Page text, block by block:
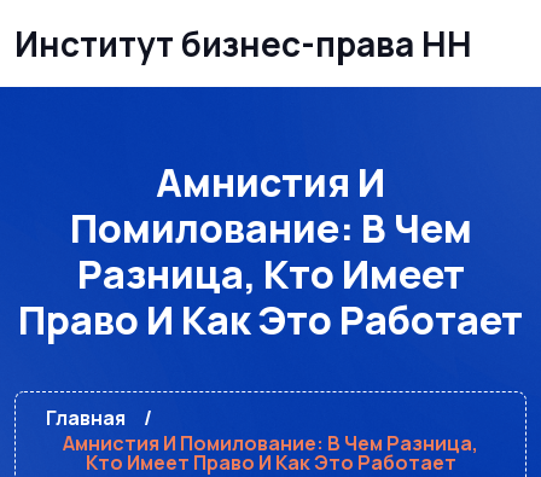
Институт бизнес-права НН
Амнистия И
Помилование: В Чем
Разница, Кто Имеет
Право И Как Это Работает
Главная
Амнистия И Помилование: В Чем Разница,
Кто Имеет Право И Как Это Работает